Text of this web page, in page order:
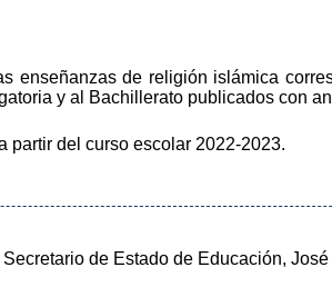
enseñanzas de religión islámica
y al Bachillerato publicados con
partir del curso escolar 2022-2023.
de Estado de Educación,